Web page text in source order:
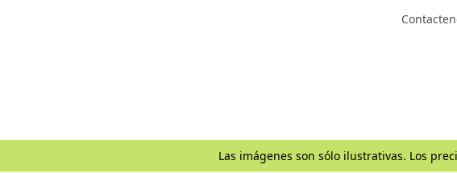
Las imágenes son sólo ilustrativas. Los